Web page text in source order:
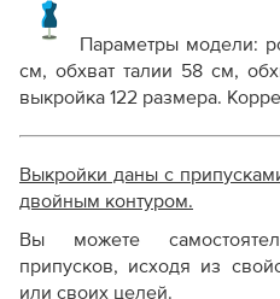
Параметры модели:
см, обхват талии 58 см,
выкройка 122 размера.
Выкройки даны с
двойным контуром.
Вы можете
припусков, исходя из
или своих целей.